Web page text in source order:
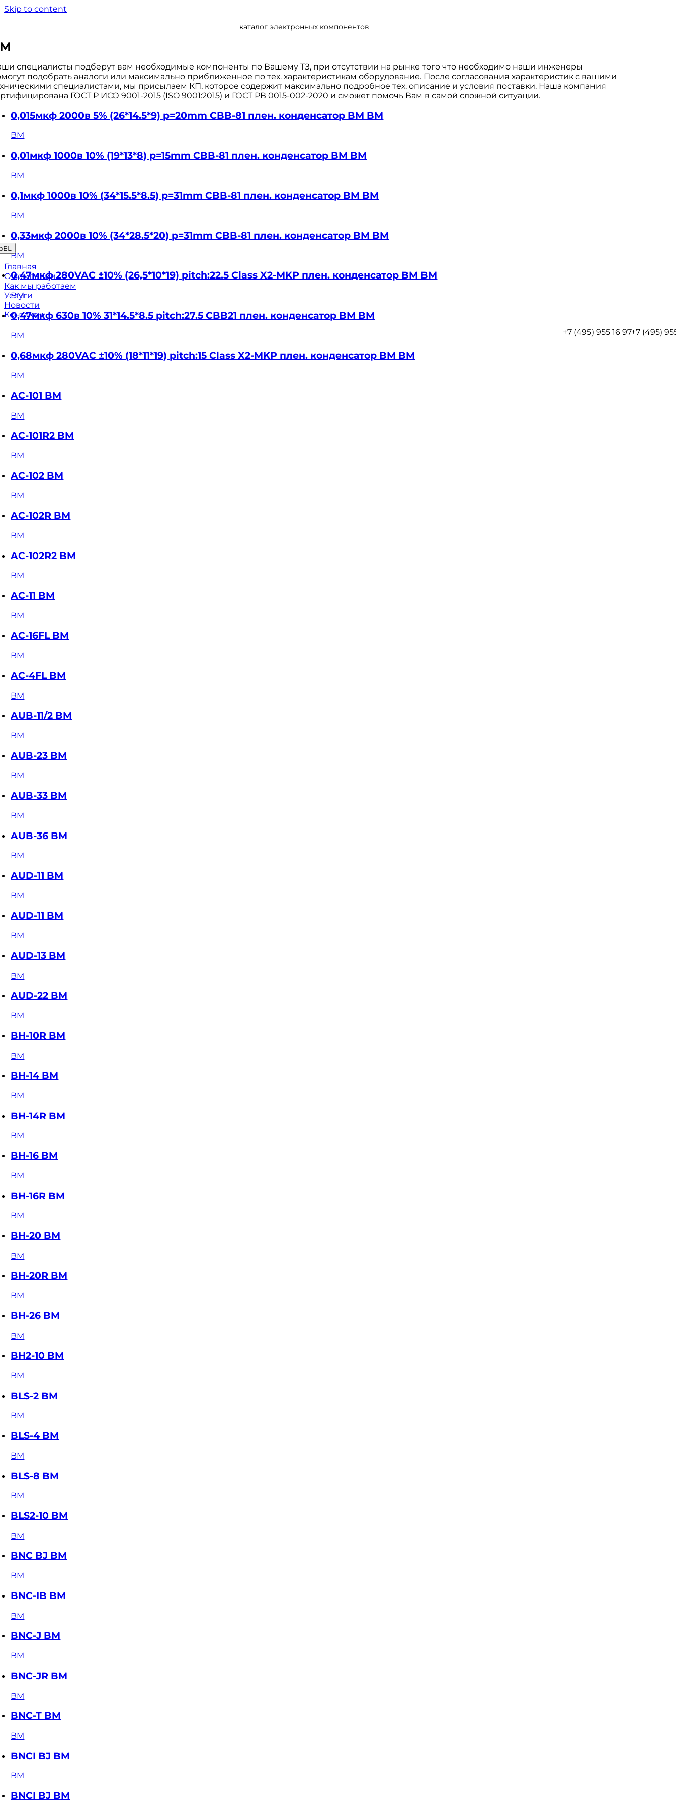
Skip to content
Главная
О компании
Как мы работаем
Услуги
Новости
Контакты
+7 (495) 955 16 97+7 (495)
каталог электронных компонентов
специалисты подберут вам необходимые компоненты по Вашему ТЗ, при отсутствии на рынке того что необходимо наши инженеры
подобрать аналоги или максимально приближенное по тех. характеристикам оборудование. После согласования характеристик с вашими
специалистами, мы присылаем КП, которое содержит максимально подробное тех. описание и условия поставки. Наша компания
ГОСТ Р ИСО 9001-2015 (ISO 9001:2015) и ГОСТ РВ 0015-002-2020 и сможет помочь Вам в самой сложной ситуации.
0,015мкф 2000в 5% (26*14.5*9) p=20mm CBB-81 плен. конденсатор BM BM
BM
0,01мкф 1000в 10% (19*13*8) p=15mm CBB-81 плен. конденсатор BM BM
BM
0,1мкф 1000в 10% (34*15.5*8.5) p=31mm CBB-81 плен. конденсатор BM BM
BM
0,33мкф 2000в 10% (34*28.5*20) p=31mm CBB-81 плен. конденсатор BM BM
BM
0,47мкф 280VAC ±10% (26,5*10*19) pitch:22.5 Class X2-MKP плен. конденсатор BM BM
BM
0,47мкф 630в 10% 31*14.5*8.5 pitch:27.5 CBB21 плен. конденсатор BM BM
BM
0,68мкф 280VAC ±10% (18*11*19) pitch:15 Class X2-MKP плен. конденсатор BM BM
BM
AC-101 BM
BM
AC-101R2 BM
BM
AC-102 BM
BM
AC-102R BM
BM
AC-102R2 BM
BM
AC-11 BM
BM
AC-16FL BM
BM
AC-4FL BM
BM
AUB-11/2 BM
BM
AUB-23 BM
BM
AUB-33 BM
BM
AUB-36 BM
BM
AUD-11 BM
BM
AUD-11 BM
BM
AUD-13 BM
BM
AUD-22 BM
BM
BH-10R BM
BM
BH-14 BM
BM
BH-14R BM
BM
BH-16 BM
BM
BH-16R BM
BM
BH-20 BM
BM
BH-20R BM
BM
BH-26 BM
BM
BH2-10 BM
BM
BLS-2 BM
BM
BLS-4 BM
BM
BLS-8 BM
BM
BLS2-10 BM
BM
BNC BJ BM
BM
BNC-IB BM
BM
BNC-J BM
BM
BNC-JR BM
BM
BNC-T BM
BM
BNCI BJ BM
BM
BNCI BJ BM